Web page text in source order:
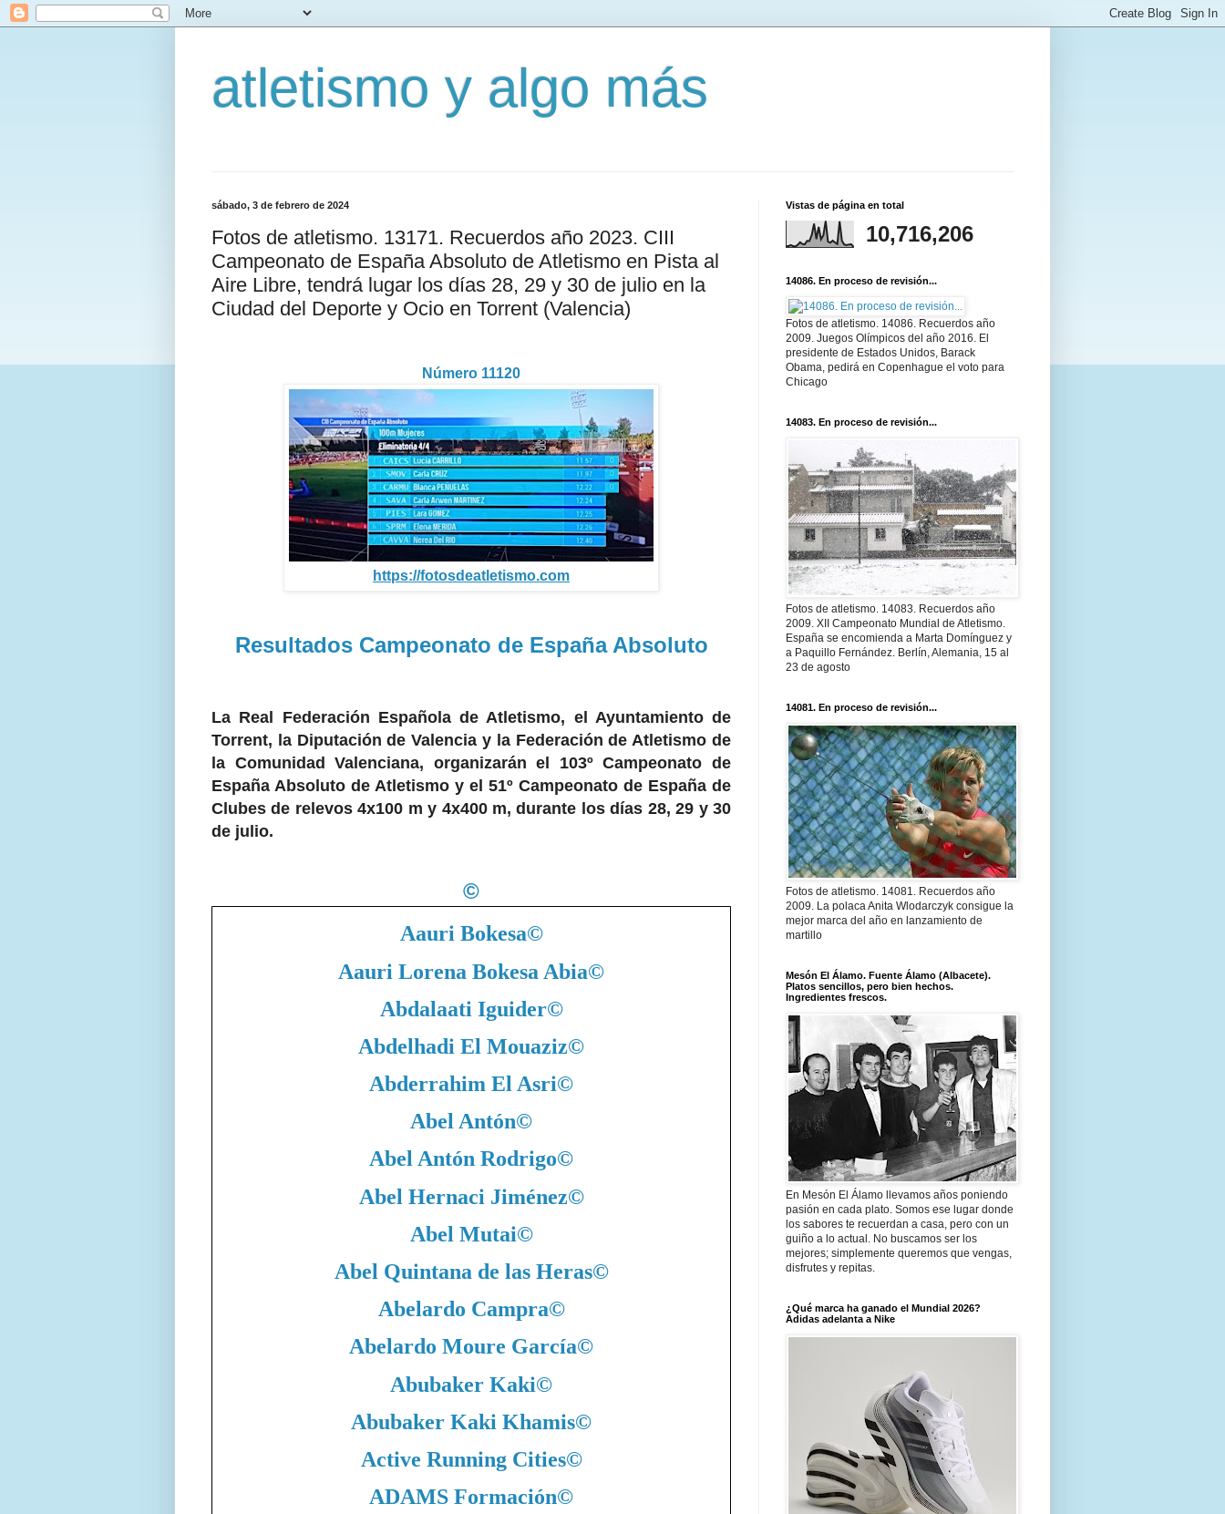
atletismo y algo más
sábado, 3 de febrero de 2024
Fotos de atletismo. 13171. Recuerdos año 2023. CIII
Campeonato de España Absoluto de Atletismo en Pista al
Aire Libre, tendrá lugar los días 28, 29 y 30 de julio en la
Ciudad del Deporte y Ocio en Torrent (Valencia)
Número 11120
https://fotosdeatletismo.com
Resultados Campeonato de España Absoluto
La Real Federación Española de Atletismo, el Ayuntamiento de
Torrent, la Diputación de Valencia y la Federación de Atletismo de
la Comunidad Valenciana, organizarán el 103º Campeonato de
España Absoluto de Atletismo y el 51º Campeonato de España de
Clubes de relevos 4x100 m y 4x400 m, durante los días 28, 29 y 30
de julio.
©
Aauri Bokesa©
Aauri Lorena Bokesa Abia©
Abdalaati Iguider©
Abdelhadi El Mouaziz©
Abderrahim El Asri©
Abel Antón©
Abel Antón Rodrigo©
Abel Hernaci Jiménez©
Abel Mutai©
Abel Quintana de las Heras©
Abelardo Campra©
Abelardo Moure García©
Abubaker Kaki©
Abubaker Kaki Khamis©
Active Running Cities©
ADAMS Formación©
Vistas de página en total
10,716,206
14086. En proceso de revisión...
Fotos de atletismo. 14086. Recuerdos año
2009. Juegos Olímpicos del año 2016. El
presidente de Estados Unidos, Barack
Obama, pedirá en Copenhague el voto para
Chicago
14083. En proceso de revisión...
Fotos de atletismo. 14083. Recuerdos año
2009. XII Campeonato Mundial de Atletismo.
España se encomienda a Marta Domínguez y
a Paquillo Fernández. Berlín, Alemania, 15 al
23 de agosto
14081. En proceso de revisión...
Fotos de atletismo. 14081. Recuerdos año
2009. La polaca Anita Wlodarczyk consigue la
mejor marca del año en lanzamiento de
martillo
Mesón El Álamo. Fuente Álamo (Albacete).
Platos sencillos, pero bien hechos.
Ingredientes frescos.
En Mesón El Álamo llevamos años poniendo
pasión en cada plato. Somos ese lugar donde
los sabores te recuerdan a casa, pero con un
guiño a lo actual. No buscamos ser los
mejores; simplemente queremos que vengas,
disfrutes y repitas.
¿Qué marca ha ganado el Mundial 2026?
Adidas adelanta a Nike